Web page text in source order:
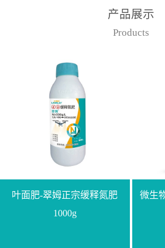
产品展示
Products
叶面肥-翠姆正宗缓释氮肥
1000g
微生